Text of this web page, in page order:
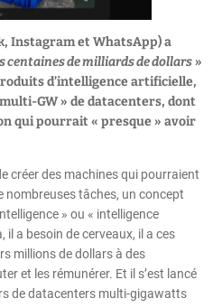
Instagram et WhatsApp) a
centaines de milliards de dollars»
d’intelligence artificielle,
GW » de datacenters, dont
qui pourrait « presque » avoir
créer des machines qui pourraient
nombreuses tâches, un concept
» ou « intelligence
il a besoin de cerveaux, il a ces
millions de dollars à des
et les rémunérer. Et il s’est lancé
de datacenters multi-gigawatts